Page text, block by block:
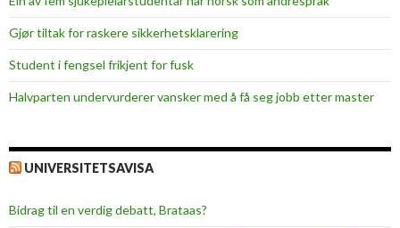
Gjør tiltak for raskere sikkerhets­klarering
Student i fengsel frikjent for fusk
Halvparten undervurderer vansker med å få seg jobb etter master
UNIVERSITETSAVISA
Bidrag til en verdig debatt, Brataas?